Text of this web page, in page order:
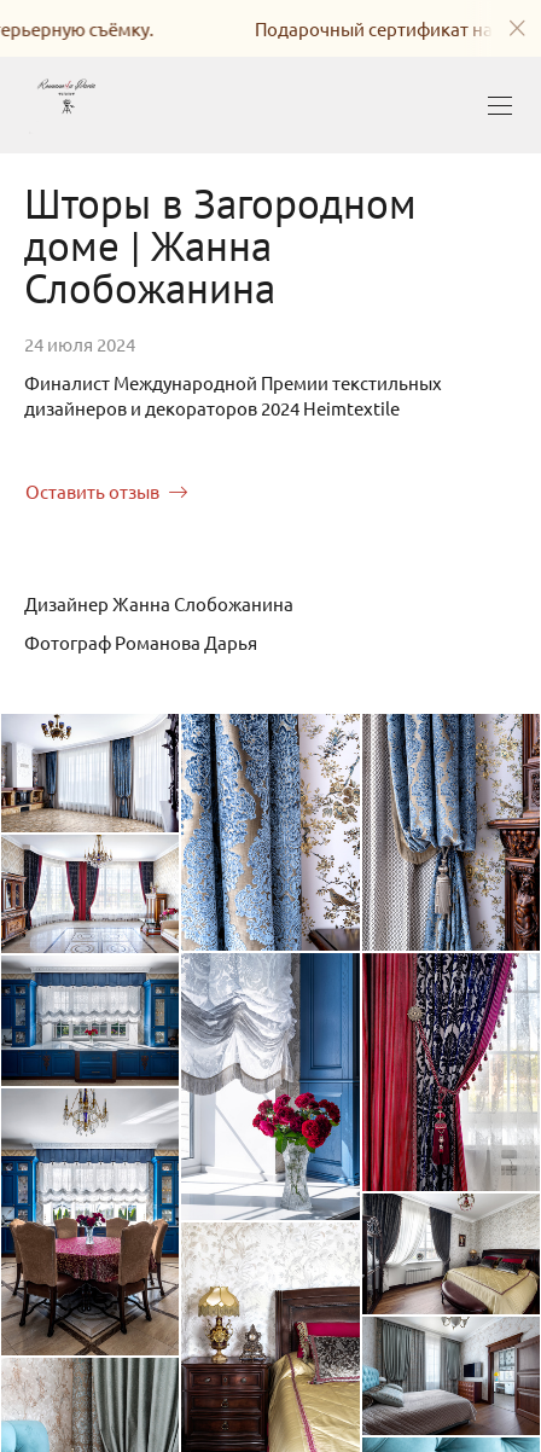
съёмку. Подарочный сертификат на
Шторы в Загородном
доме | Жанна
Слобожанина
24 июля 2024
Финалист Международной Премии текстильных
дизайнеров и декораторов 2024 Heimtextile
Оставить отзыв
Дизайнер Жанна Слобожанина
Фотограф Романова Дарья